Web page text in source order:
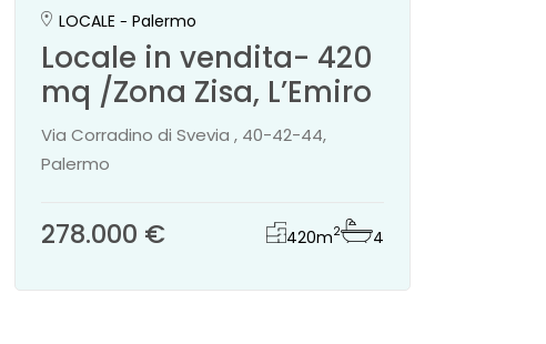
LOCALE Palermo
Locale in vendita- 420
mq /Zona Zisa, L’Emiro
Via Corradino di Svevia , 40-42-44,
Palermo
278.000 € 420m2 4